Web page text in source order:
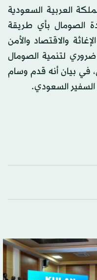
العربية السعودية
الصومال بأي طريقة
والاقتصاد والأمن
لتنمية الصومال
في بيان أنه قدم وسام
السعودي.